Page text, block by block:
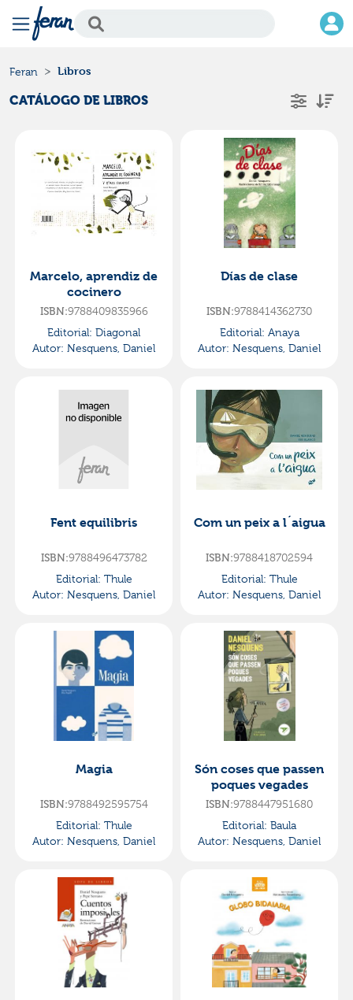
Feran Libros
CATÁLOGO DE LIBROS
Marcelo, aprendiz de
cocinero
ISBN:9788409835966
Editorial: Diagonal
Autor: Nesquens, Daniel
Días de clase
ISBN:9788414362730
Editorial: Anaya
Autor: Nesquens, Daniel
Fent equilibris
ISBN:9788496473782
Editorial: Thule
Autor: Nesquens, Daniel
Com un peix a l´aigua
ISBN:9788418702594
Editorial: Thule
Autor: Nesquens, Daniel
Magia
ISBN:9788492595754
Editorial: Thule
Autor: Nesquens, Daniel
Són coses que passen
poques vegades
ISBN:9788447951680
Editorial: Baula
Autor: Nesquens, Daniel